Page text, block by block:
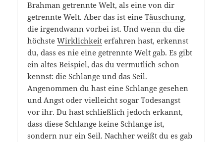
Brahman getrennte Welt, als eine von dir
getrennte Welt. Aber das ist eineTäuschung,
die irgendwann vorbei ist. Und wenn du die
höchsteWirklichkeit erfahren hast, erkennst
du, dass es nie eine getrennte Welt gab. Es gibt
ein altes Beispiel, das du vermutlich schon
kennst: die Schlange und das Seil.
Angenommen du hast eine Schlange gesehen
und Angst oder vielleicht sogar Todesangst
vor ihr. Du hast schließlich jedoch erkannt,
dass diese Schlange keine Schlange ist,
sondern nur ein Seil. Nachher weißt du es gab